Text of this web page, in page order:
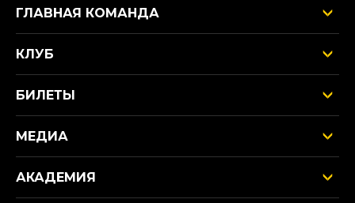
ГЛАВНАЯ КОМАНДА
КЛУБ
БИЛЕТЫ
МЕДИА
АКАДЕМИЯ